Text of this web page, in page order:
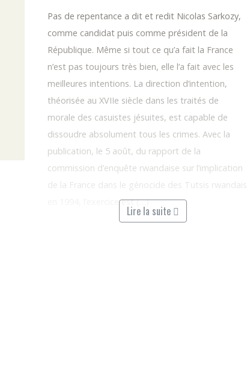
Pas de repentance a dit et redit Nicolas Sarkozy,
comme candidat puis comme président de la
République. Même si tout ce qu’a fait la France
n’est pas toujours très bien, elle l’a fait avec les
meilleures intentions. La direction d’intention,
théorisée au XVIIe siècle dans les traités de
morale des casuistes jésuites, est capable de
dissoudre absolument tous les crimes. Avec la
publication, le 5 août, du rapport de la
commission d’enquête rwandaise sur l’implication
de la France dans le génocide des Tutsis rwandais
en 1994, l’exercice est (…)
Lire la suite